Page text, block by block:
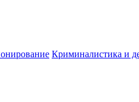
Криминалистика и